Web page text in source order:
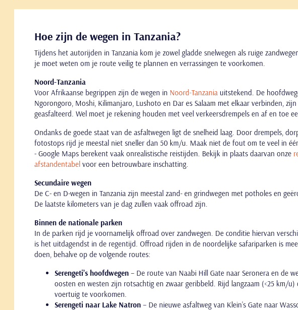
Hoe zijn de wegen in Tanzania?
Tijdens het autorijden in Tanzania kom je zowel gladde snelwegen als ruige
je moet weten om je route veilig te plannen en verrassingen te voorkomen.
Noord-Tanzania
Voor Afrikaanse begrippen zijn de wegen in Noord-Tanzania uitstekend. De
Ngorongoro, Moshi, Kilimanjaro, Lushoto en Dar es Salaam met elkaar verbinden, zijn
geasfalteerd. Wel moet je rekening houden met veel verkeersdrempels en af en toe
Ondanks de goede staat van de asfaltwegen ligt de snelheid laag. Door drempels,
fotostops rijd je meestal niet sneller dan 50 km/u. Maak niet de fout om te veel in
- Google Maps berekent vaak onrealistische reistijden. Bekijk in plaats daarvan onze
afstandentabel voor een betrouwbare inschatting.
Secundaire wegen
De C- en D-wegen in Tanzania zijn meestal zand- en grindwegen met potholes en
De laatste kilometers van je dag zullen vaak offroad zijn.
Binnen de nationale parken
In de parken rijd je voornamelijk offroad over zandwegen. De conditie hiervan
is het uitdagendst in de regentijd. Offroad rijden in de noordelijke safariparken is
doen, behalve op de volgende routes:
Serengeti’s hoofdwegen – De route van Naabi Hill Gate naar Seronera en de
oosten en westen zijn rotsachtig en zwaar geribbeld. Rijd langzaam (<25 km/u)
voertuig te voorkomen.
Serengeti naar Lake Natron – De nieuwe asfaltweg van Klein’s Gate naar